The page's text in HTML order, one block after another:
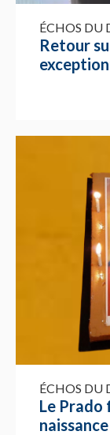
ÉCHOS DU
Retour
ÉCHOS DU
Le Prado